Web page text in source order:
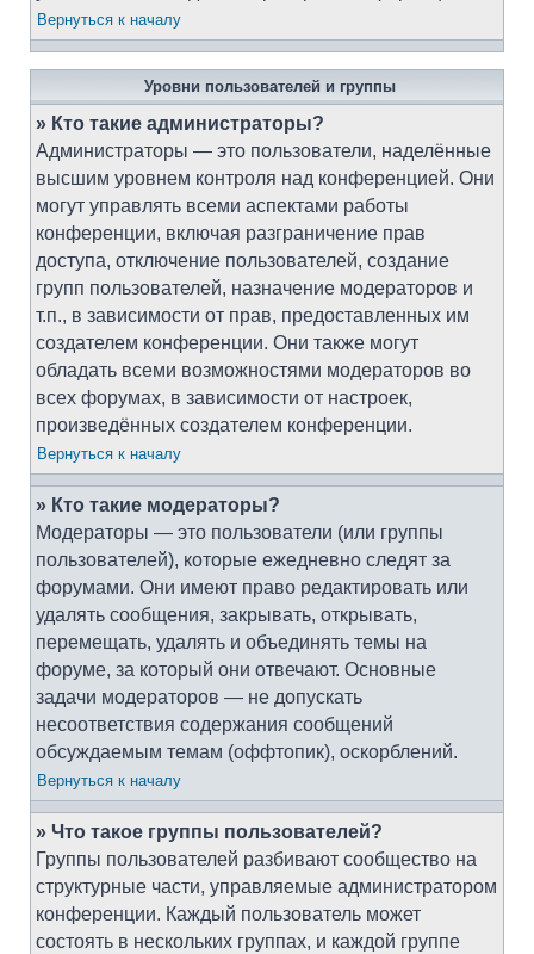
Вернуться к началу
Уровни пользователей и группы
» Кто такие администраторы?
Администраторы — это пользователи, наделённые
высшим уровнем контроля над конференцией. Они
могут управлять всеми аспектами работы
конференции, включая разграничение прав
доступа, отключение пользователей, создание
групп пользователей, назначение модераторов и
т.п., в зависимости от прав, предоставленных им
создателем конференции. Они также могут
обладать всеми возможностями модераторов во
всех форумах, в зависимости от настроек,
произведённых создателем конференции.
Вернуться к началу
» Кто такие модераторы?
Модераторы — это пользователи (или группы
пользователей), которые ежедневно следят за
форумами. Они имеют право редактировать или
удалять сообщения, закрывать, открывать,
перемещать, удалять и объединять темы на
форуме, за который они отвечают. Основные
задачи модераторов — не допускать
несоответствия содержания сообщений
обсуждаемым темам (оффтопик), оскорблений.
Вернуться к началу
» Что такое группы пользователей?
Группы пользователей разбивают сообщество на
структурные части, управляемые администратором
конференции. Каждый пользователь может
состоять в нескольких группах, и каждой группе